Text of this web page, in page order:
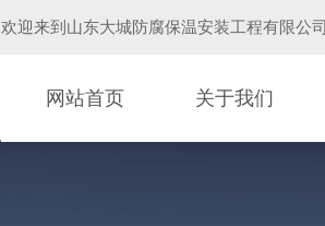
欢迎来到 山东大城防腐保温安装工程有限公司
网站首页 关于我们